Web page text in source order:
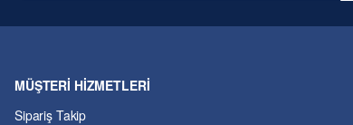
MÜŞTERİ HİZMETLERİ
Sipariş Takip